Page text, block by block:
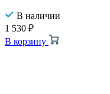
В наличии
1 530 ₽
В корзину